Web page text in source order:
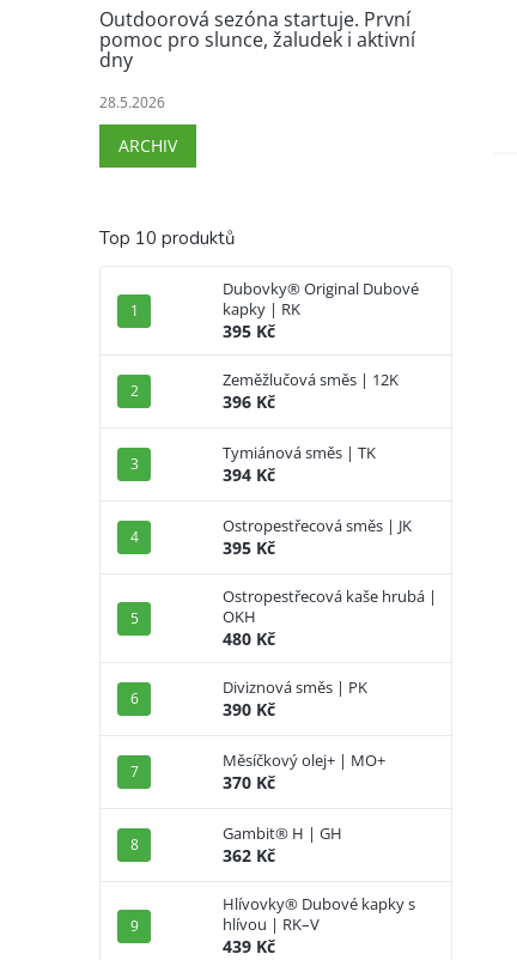
Outdoorová sezóna startuje. První
pomoc pro slunce, žaludek i aktivní
dny
28.5.2026
ARCHIV
Top 10 produktů
Dubovky® Original Dubové
kapky | RK
395 Kč
Zeměžlučová směs | 12K
396 Kč
Tymiánová směs | TK
394 Kč
Ostropestřecová směs | JK
395 Kč
Ostropestřecová kaše hrubá |
OKH
480 Kč
Diviznová směs | PK
390 Kč
Měsíčkový olej+ | MO+
370 Kč
Gambit® H | GH
362 Kč
Hlívovky® Dubové kapky s
hlívou | RK–V
439 Kč